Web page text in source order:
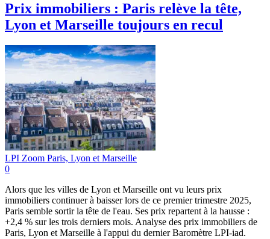
Prix immobiliers : Paris relève la tête,
Lyon et Marseille toujours en recul
LPI Zoom Paris, Lyon et Marseille
0
Alors que les villes de Lyon et Marseille ont vu leurs prix
immobiliers continuer à baisser lors de ce premier trimestre 2025,
Paris semble sortir la tête de l'eau. Ses prix repartent à la hausse :
+2,4 % sur les trois derniers mois. Analyse des prix immobiliers de
Paris, Lyon et Marseille à l'appui du dernier Baromètre LPI-iad.